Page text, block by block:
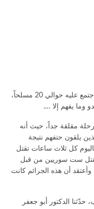
تعرض للضرب المبرح من إحدى الكتائب، واجتمع عليه حوالي 20 مسلحاً،
وما يفهم إلا ….
مقلقة جداً، حيث أنه
يلقون حتفهم نتيجة
كل ثلاث ساعات تقتل
ست سوريين من قبل
135 قتيل باليوم، وأعتقد أن هذه الجرائم كانت
الدكتور أبو جعفر